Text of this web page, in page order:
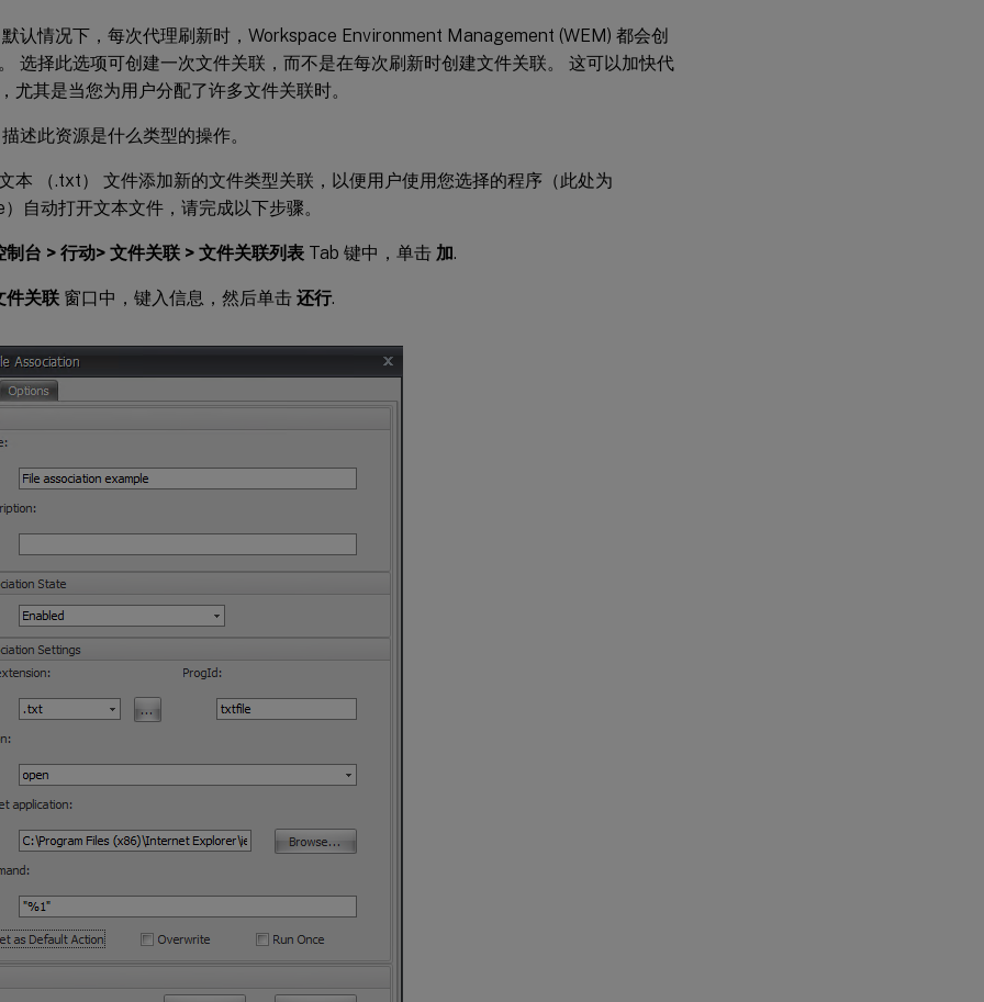
认情况下，每次代理刷新时，Workspace Environment Management (WEM) 都会创
选择此选项可创建一次文件关联，而不是在每次刷新时创建文件关联。 这可以加快代
尤其是当您为用户分配了许多文件关联时。
述此资源是什么类型的操作。
本 （.txt） 文件添加新的文件类型关联，以便用户使用您选择的程序（此处为
自动打开文本文件，请完成以下步骤。
制台 > 行动> 文件关联 > 文件关联列表 Tab 键中，单击 加.
件关联 窗口中，键入信息，然后单击 还行.